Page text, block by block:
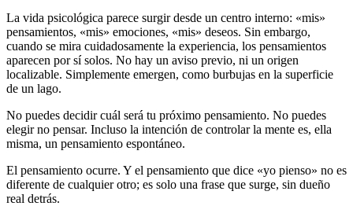
La vida psicológica parece surgir desde un centro interno: «mis»
pensamientos, «mis» emociones, «mis» deseos. Sin embargo,
cuando se mira cuidadosamente la experiencia, los pensamientos
aparecen por sí solos. No hay un aviso previo, ni un origen
localizable. Simplemente emergen, como burbujas en la superficie
de un lago.
No puedes decidir cuál será tu próximo pensamiento. No puedes
elegir no pensar. Incluso la intención de controlar la mente es, ella
misma, un pensamiento espontáneo.
El pensamiento ocurre. Y el pensamiento que dice «yo pienso» no es
diferente de cualquier otro; es solo una frase que surge, sin dueño
real detrás.